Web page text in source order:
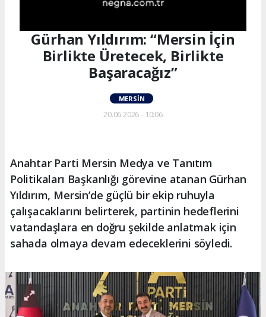
Gürhan Yıldırım: “Mersin İçin
Birlikte Üretecek, Birlikte
Başaracağız”
MERSIN
20.06.2026 - 10:06
Anahtar Parti Mersin Medya ve Tanıtım
Politikaları Başkanlığı görevine atanan Gürhan
Yıldırım, Mersin’de güçlü bir ekip ruhuyla
çalışacaklarını belirterek, partinin hedeflerini
vatandaşlara en doğru şekilde anlatmak için
sahada olmaya devam edeceklerini söyledi.